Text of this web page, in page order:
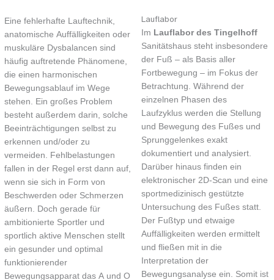
Eine fehlerhafte Lauftechnik,
anatomische Auffälligkeiten oder
muskuläre Dysbalancen sind
häufig auftretende Phänomene,
die einen harmonischen
Bewegungsablauf im Wege
stehen. Ein großes Problem
besteht außerdem darin, solche
Beeinträchtigungen selbst zu
erkennen und/oder zu
vermeiden. Fehlbelastungen
fallen in der Regel erst dann auf,
wenn sie sich in Form von
Beschwerden oder Schmerzen
äußern. Doch gerade für
ambitionierte Sportler und
sportlich aktive Menschen stellt
ein gesunder und optimal
funktionierender
Bewegungsapparat das A und O
Lauflabor
Im Lauflabor des Tingelhoff
Sanitätshaus steht insbesondere
der Fuß – als Basis aller
Fortbewegung – im Fokus der
Betrachtung. Während der
einzelnen Phasen des
Laufzyklus werden die Stellung
und Bewegung des Fußes und
Sprunggelenkes exakt
dokumentiert und analysiert.
Darüber hinaus finden ein
elektronischer 2D-Scan und eine
sportmedizinisch gestützte
Untersuchung des Fußes statt.
Der Fußtyp und etwaige
Auffälligkeiten werden ermittelt
und fließen mit in die
Interpretation der
Bewegungsanalyse ein. Somit ist